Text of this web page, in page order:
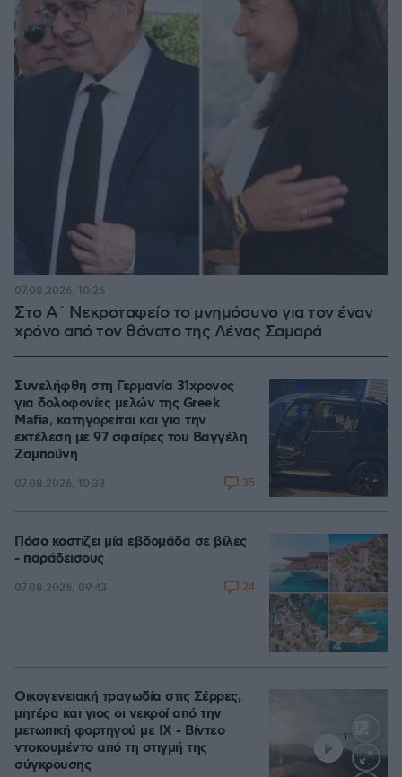
Στο Α΄ Νεκροταφείο το μνημόσυνο για τον έναν
χρόνο από τον θάνατο της Λένας Σαμαρά
07.08.2026, 10:26
Συνελήφθη στη Γερμανία 31χρονος
για δολοφονίες μελών της Greek
Mafia, κατηγορείται και για την
εκτέλεση με 97 σφαίρες του Βαγγέλη
Ζαμπούνη
07.08.2026, 10:33 35
Πόσο κοστίζει μία εβδομάδα σε βίλες
- παράδεισους
07.08.2026, 09:43 24
Οικογενειακή τραγωδία στις Σέρρες,
μητέρα και γιος οι νεκροί από την
μετωπική φορτηγού με ΙΧ - Βίντεο
ντοκουμέντο από τη στιγμή της
σύγκρουσης